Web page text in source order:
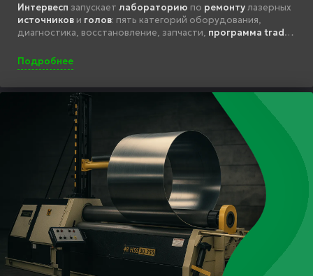
Интервесп запускает лабораторию по ремонтулазерных
источников и голов: пять категорий оборудования,
диагностика, восстановление, запчасти, программа trade-
Подробнее